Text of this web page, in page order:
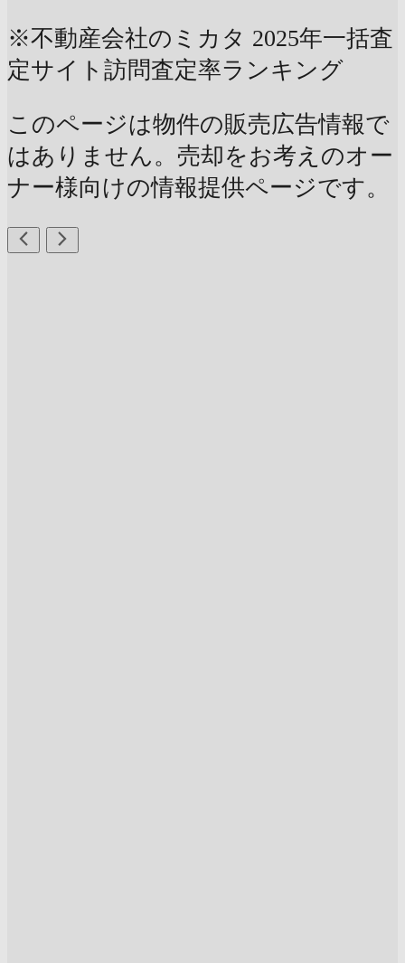
※不動産会社のミカタ 2025年一括査
定サイト訪問査定率ランキング
このページは物件の販売広告情報で
はありません。売却をお考えのオー
ナー様向けの情報提供ページです。